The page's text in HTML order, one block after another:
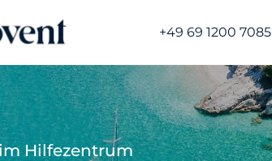
+49 69 1200 7085
Hilfezentrum